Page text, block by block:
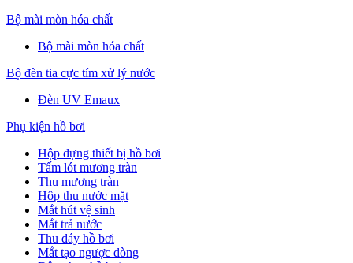
Bộ mài mòn hóa chất
Bộ mài mòn hóa chất
Bộ đèn tia cực tím xử lý nước
Đèn UV Emaux
Phụ kiện hồ bơi
Hộp đựng thiết bị hồ bơi
Tấm lót mương tràn
Thu mương tràn
Hôp thu nước mặt
Mắt hút vệ sinh
Mắt trả nước
Thu đáy hồ bơi
Mắt tạo ngược dòng